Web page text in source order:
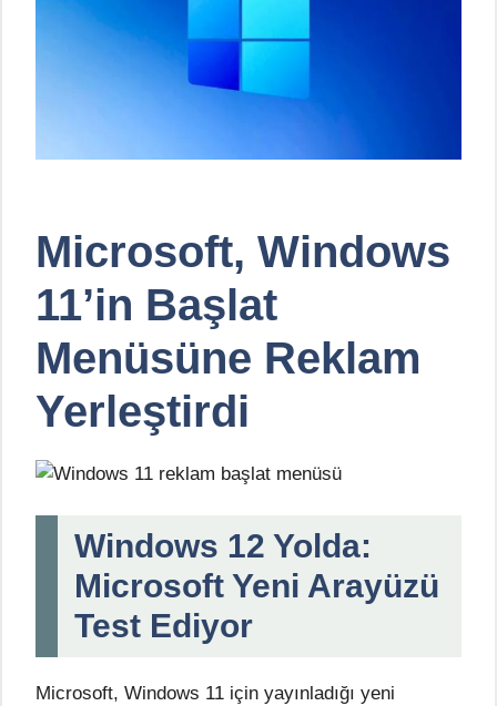
Microsoft, Windows
11’in Başlat
Menüsüne Reklam
Yerleştirdi
Windows 12 Yolda:
Microsoft Yeni Arayüzü
Test Ediyor
Microsoft, Windows 11 için yayınladığı yeni